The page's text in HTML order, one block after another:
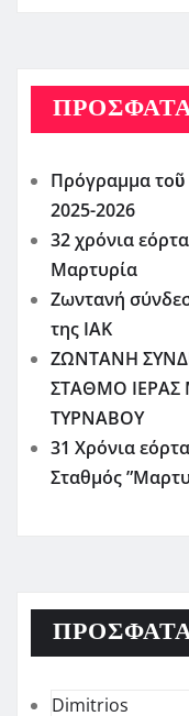
Πρόγραμμα
2025-2026
32 χρόνια
Μαρτυρία
Ζωντανή
της ΙΑΚ
ΖΩΝΤΑΝΗ
ΣΤΑΘΜΟ ΙΕΡΑΣ
ΤΥΡΝΑΒΟΥ
31 Χρόνια
Σταθμός
Dimitrios